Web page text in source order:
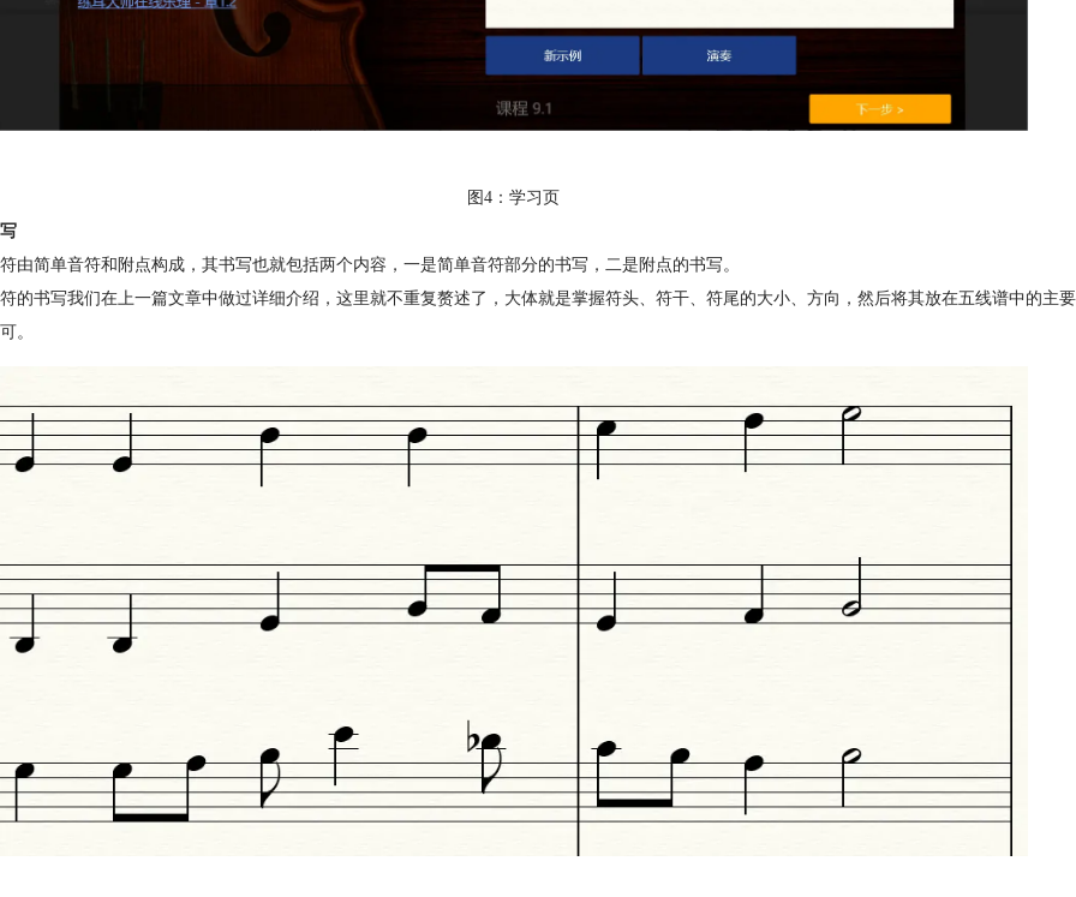
图4：学习页
由简单音符和附点构成，其书写也就包括两个内容，一是简单音符部分的书写，二是附点的书写。
的书写我们在上一篇文章中做过详细介绍，这里就不重复赘述了，大体就是掌握符头、符干、符尾的大小、方向，然后将其放在五线谱中的主要
。